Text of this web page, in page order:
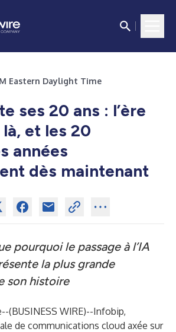
Eastern Daylight Time
ses 20 ans : l’ère
là, et les 20
années
dès maintenant
pourquoi le passage à l’IA
la plus grande
son histoire
(BUSINESS WIRE)--Infobip,
de communications cloud axée sur